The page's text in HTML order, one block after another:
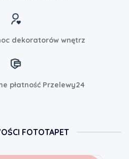
dekoratorów wnętrz
płatność Przelewy24
FOTOTAPET